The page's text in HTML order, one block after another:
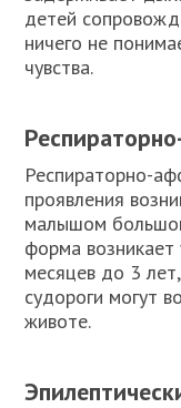
детей
ничего не
чувства.
Респираторно-
проявления
малышом
форма возникает
месяцев до 3
судороги могут
животе.